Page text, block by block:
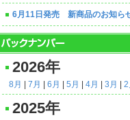
6月11日発売 新商品のお知ら
2026年
8月 7月 6月 5月 4月 3月 2
2025年